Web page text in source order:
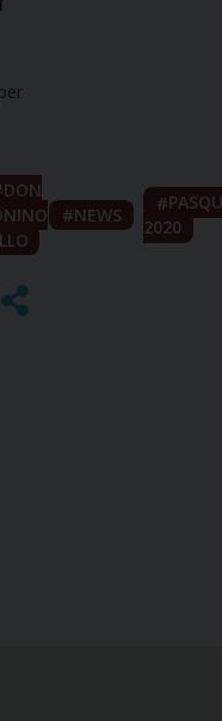
DON
NEWS
2020